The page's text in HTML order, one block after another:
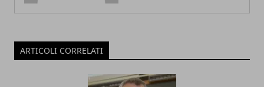
ARTICOLI CORRELATI